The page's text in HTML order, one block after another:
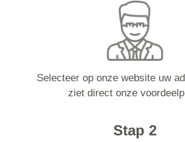
Selecteer op onze website uw
ziet direct onze
Stap 2